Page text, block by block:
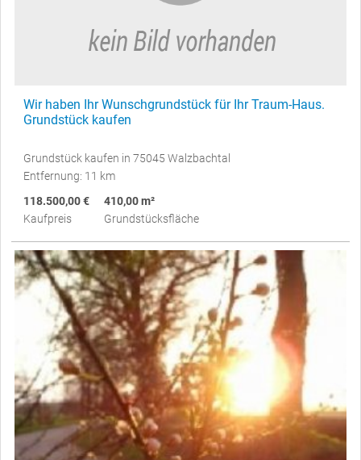
Wir haben Ihr Wunschgrundstück für Ihr Traum-Haus.
Grundstück kaufen
Grundstück kaufen in 75045 Walzbachtal
Entfernung: 11 km
118.500,00 €
Kaufpreis
410,00 m²
Grundstücksfläche